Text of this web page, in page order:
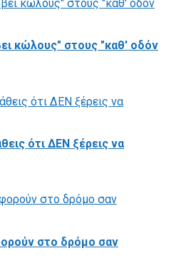
κώλους" στους "καθ' οδόν
ότι ΔΕΝ ξέρεις να
στο δρόμο σαν